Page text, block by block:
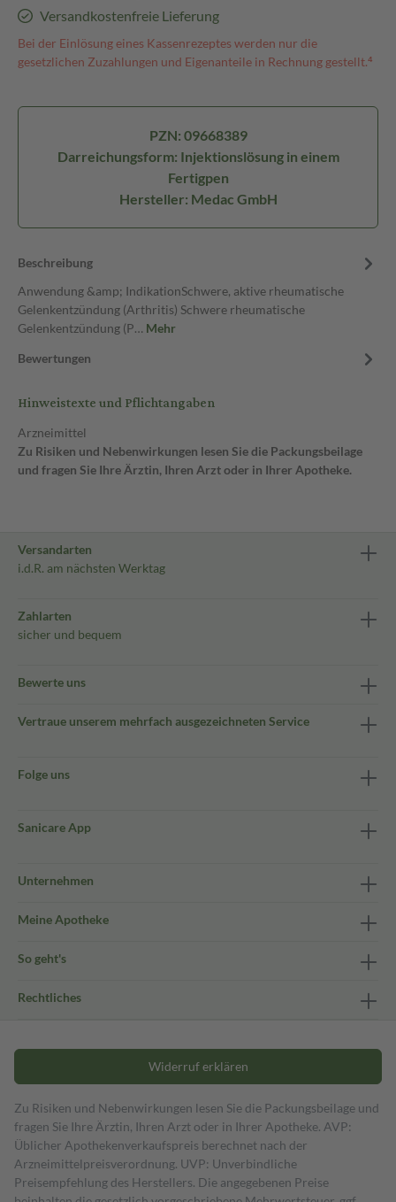
Versandkostenfreie Lieferung
Bei der Einlösung eines Kassenrezeptes werden nur die
gesetzlichen Zuzahlungen und Eigenanteile in Rechnung gestellt.⁴
PZN: 09668389
Darreichungsform: Injektionslösung in einem
Fertigpen
Hersteller: Medac GmbH
Beschreibung
Anwendung &amp; IndikationSchwere, aktive rheumatische
Gelenkentzündung (Arthritis) Schwere rheumatische
Gelenkentzündung (P… Mehr
Bewertungen
Hinweistexte und Pflichtangaben
Arzneimittel
Zu Risiken und Nebenwirkungen lesen Sie die Packungsbeilage
und fragen Sie Ihre Ärztin, Ihren Arzt oder in Ihrer Apotheke.
Versandarten
i.d.R. am nächsten Werktag
Zahlarten
sicher und bequem
Bewerte uns
Vertraue unserem mehrfach ausgezeichneten Service
Folge uns
Sanicare App
Unternehmen
Meine Apotheke
So geht's
Rechtliches
Widerruf erklären
Zu Risiken und Nebenwirkungen lesen Sie die Packungsbeilage und
fragen Sie Ihre Ärztin, Ihren Arzt oder in Ihrer Apotheke. AVP:
Üblicher Apothekenverkaufspreis berechnet nach der
Arzneimittelpreisverordnung. UVP: Unverbindliche
Preisempfehlung des Herstellers. Die angegebenen Preise